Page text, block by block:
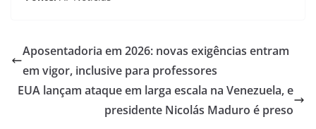
Aposentadoria em 2026: novas exigências entram
em vigor, inclusive para professores
EUA lançam ataque em larga escala na Venezuela, e
presidente Nicolás Maduro é preso